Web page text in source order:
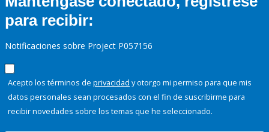
para recibir:
Notificaciones sobre Project P057156
Acepto los términos de privacidad y otorgo mi permiso para que mis
datos personales sean procesados con el fin de suscribirme para
recibir novedades sobre los temas que he seleccionado.